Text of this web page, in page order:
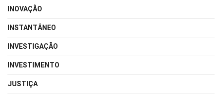
INOVAÇÃO
INSTANTÂNEO
INVESTIGAÇÃO
INVESTIMENTO
JUSTIÇA